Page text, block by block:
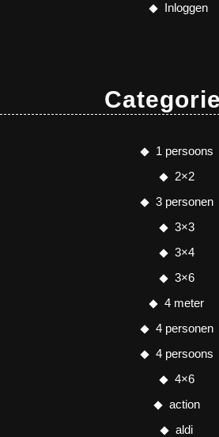
Inloggen
1 persoons
2×2
3 personen
3×3
3×4
3×6
4 meter
4 personen
4 persoons
4×6
action
aldi